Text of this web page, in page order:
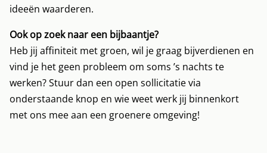
ideeën waarderen.
Ook op zoek naar een bijbaantje?
Heb jij affiniteit met groen, wil je graag bijverdienen en
vind je het geen probleem om soms ’s nachts te
werken? Stuur dan een open sollicitatie via
onderstaande knop en wie weet werk jij binnenkort
met ons mee aan een groenere omgeving!